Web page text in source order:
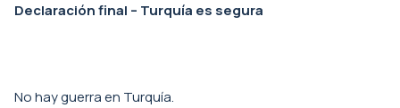
Declaración final – Turquía es segura
No hay guerra en Turquía.